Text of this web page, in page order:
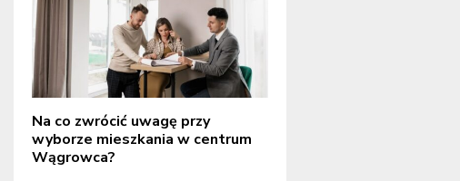
Na co zwrócić uwagę przy
wyborze mieszkania w centrum
Wągrowca?